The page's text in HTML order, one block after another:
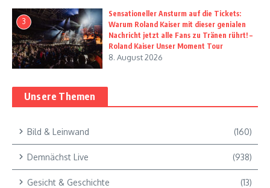
3
Sensationeller Ansturm auf die Tickets:
Warum Roland Kaiser mit dieser genialen
Nachricht jetzt alle Fans zu Tränen rührt! –
Roland Kaiser Unser Moment Tour
8. August 2026
Unsere Themen
Bild & Leinwand (160)
Demnächst Live (938)
Gesicht & Geschichte (13)